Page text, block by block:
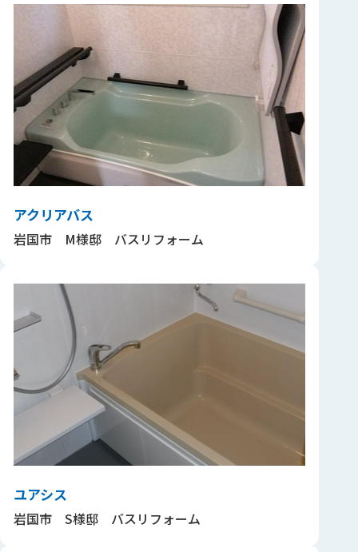
アクリアバス
岩国市 M様邸 バスリフォーム
ユアシス
岩国市 S様邸 バスリフォーム